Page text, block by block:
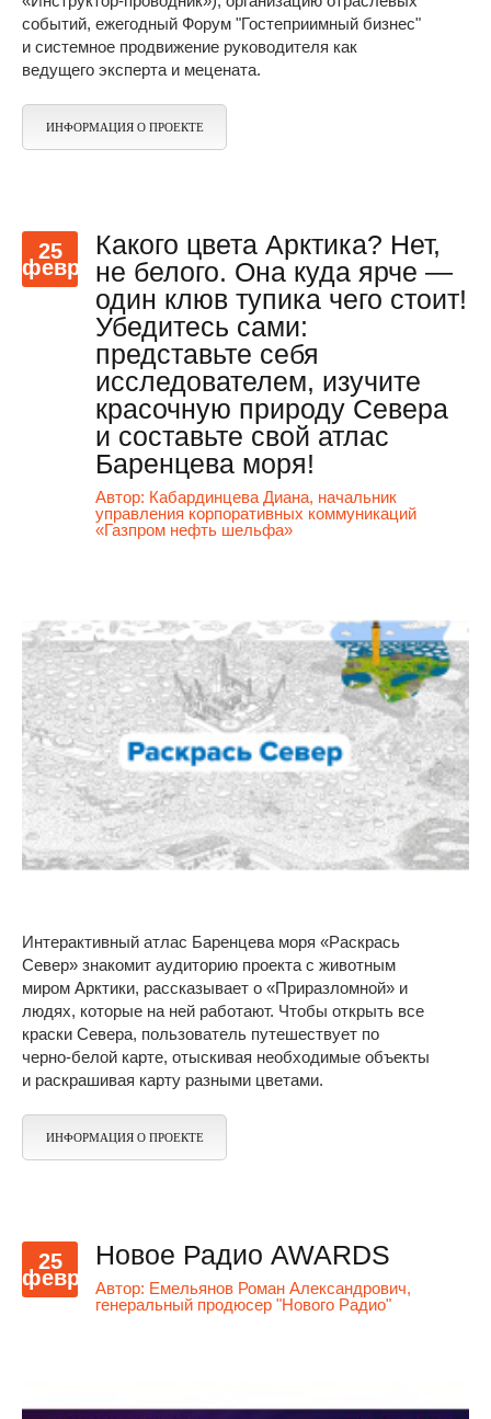
событий, ежегодный Форум "Гостеприимный бизнес"
и системное продвижение руководителя как
ведущего эксперта и мецената.
ИНФОРМАЦИЯ О ПРОЕКТЕ
25
февр
Какого цвета Арктика? Нет,
не белого. Она куда ярче —
один клюв тупика чего стоит!
Убедитесь сами:
представьте себя
исследователем, изучите
красочную природу Севера
и составьте свой атлас
Баренцева моря!
Автор: Кабардинцева Диана, начальник
управления корпоративных коммуникаций
«Газпром нефть шельфа»
Интерактивный атлас Баренцева моря «Раскрась
Север» знакомит аудиторию проекта с животным
миром Арктики, рассказывает о «Приразломной» и
людях, которые на ней работают. Чтобы открыть все
краски Севера, пользователь путешествует по
черно-белой карте, отыскивая необходимые объекты
и раскрашивая карту разными цветами.
ИНФОРМАЦИЯ О ПРОЕКТЕ
25
февр
Новое Радио AWARDS
Автор: Емельянов Роман Александрович,
генеральный продюсер "Нового Радио"